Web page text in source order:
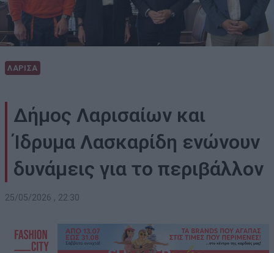
ΛΑΡΙΣΑ
Δήμος Λαρισαίων και
Ίδρυμα Λασκαρίδη ενώνουν
δυνάμεις για το περιβάλλον
25/05/2026 , 22:30